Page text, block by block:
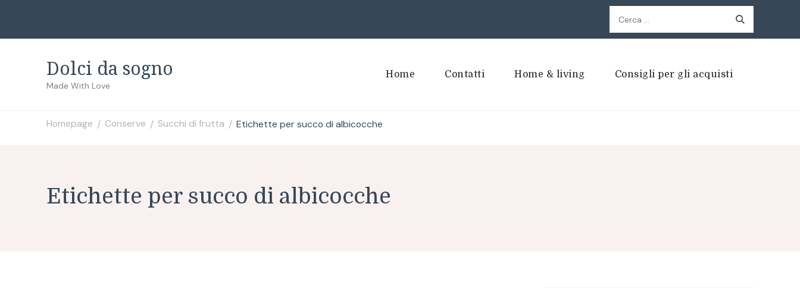
Ricerca
per:
Dolci da sogno
Made With Love
Home Contatti Home & living Consigli per gli acquisti
Homepage / Conserve / Succhi di frutta / Etichette per succo di albicocche
Etichette per succo di albicocche